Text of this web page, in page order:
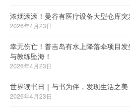
浓烟滚滚！曼谷有医疗设备大型仓库突
2026年4月23日
幸无伤亡！普吉岛有水上降落伞项目
与教练坠海！
2026年4月23日
世界读书日｜与书为伴，发现生活之美
2026年4月23日